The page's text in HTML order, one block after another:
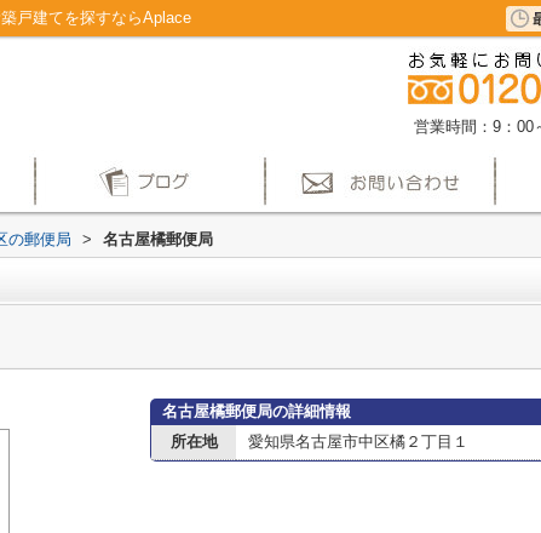
戸建てを探すならAplace
営業時間：9：00
の郵便局 > 名古屋橘郵便局
名古屋橘郵便局の詳細情報
所在地
愛知県名古屋市中区橘２丁目１